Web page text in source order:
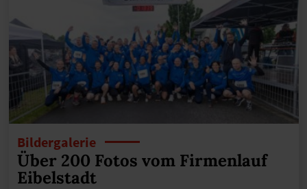
Bildergalerie
Über 200 Fotos vom Firmenlauf
Eibelstadt